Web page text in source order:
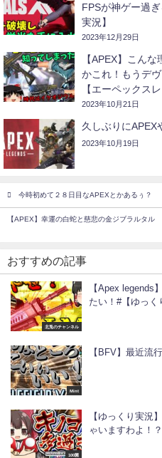
FPSが神ゲー過
実況】
2023年12月29日
【APEX】こん
かこれ！もうデ
【エーペックス
2023年10月21日
久しぶりにAPEX
2023年10月19日
今時初めて２８日目なAPEXとかあるぅ？
【APEX】幸運の白蛇と慈悲の金ジブラルタ
おすすめの記事
北兎のチャンネル
【Apex legends
たい！#【ゆっく
Mint
【BFV】最近流
100菌
【ゆっくり実況
ゃいますわよ！